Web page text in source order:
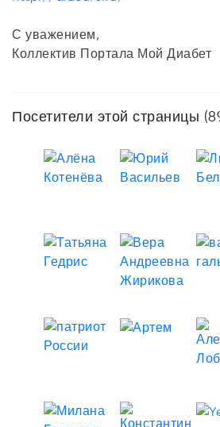
С уважением,
Коллектив Портала Мой Диабет
Посетители этой страницы